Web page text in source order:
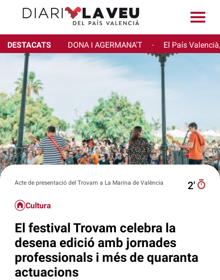
DESTACATS DONA I AGERMANA'T · El País
Acte de presentació del Trovam a La Marina de València 2′
Cultura
El festival Trovam celebra la
desena edició amb jornades
professionals i més de quaranta
actuacions